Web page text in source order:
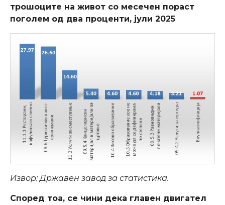
трошоците на живот со месечен пораст
поголем од два проценти, јули 2025
Извор: Државен завод за статистика.
Според тоа, се чини дека главен двигател